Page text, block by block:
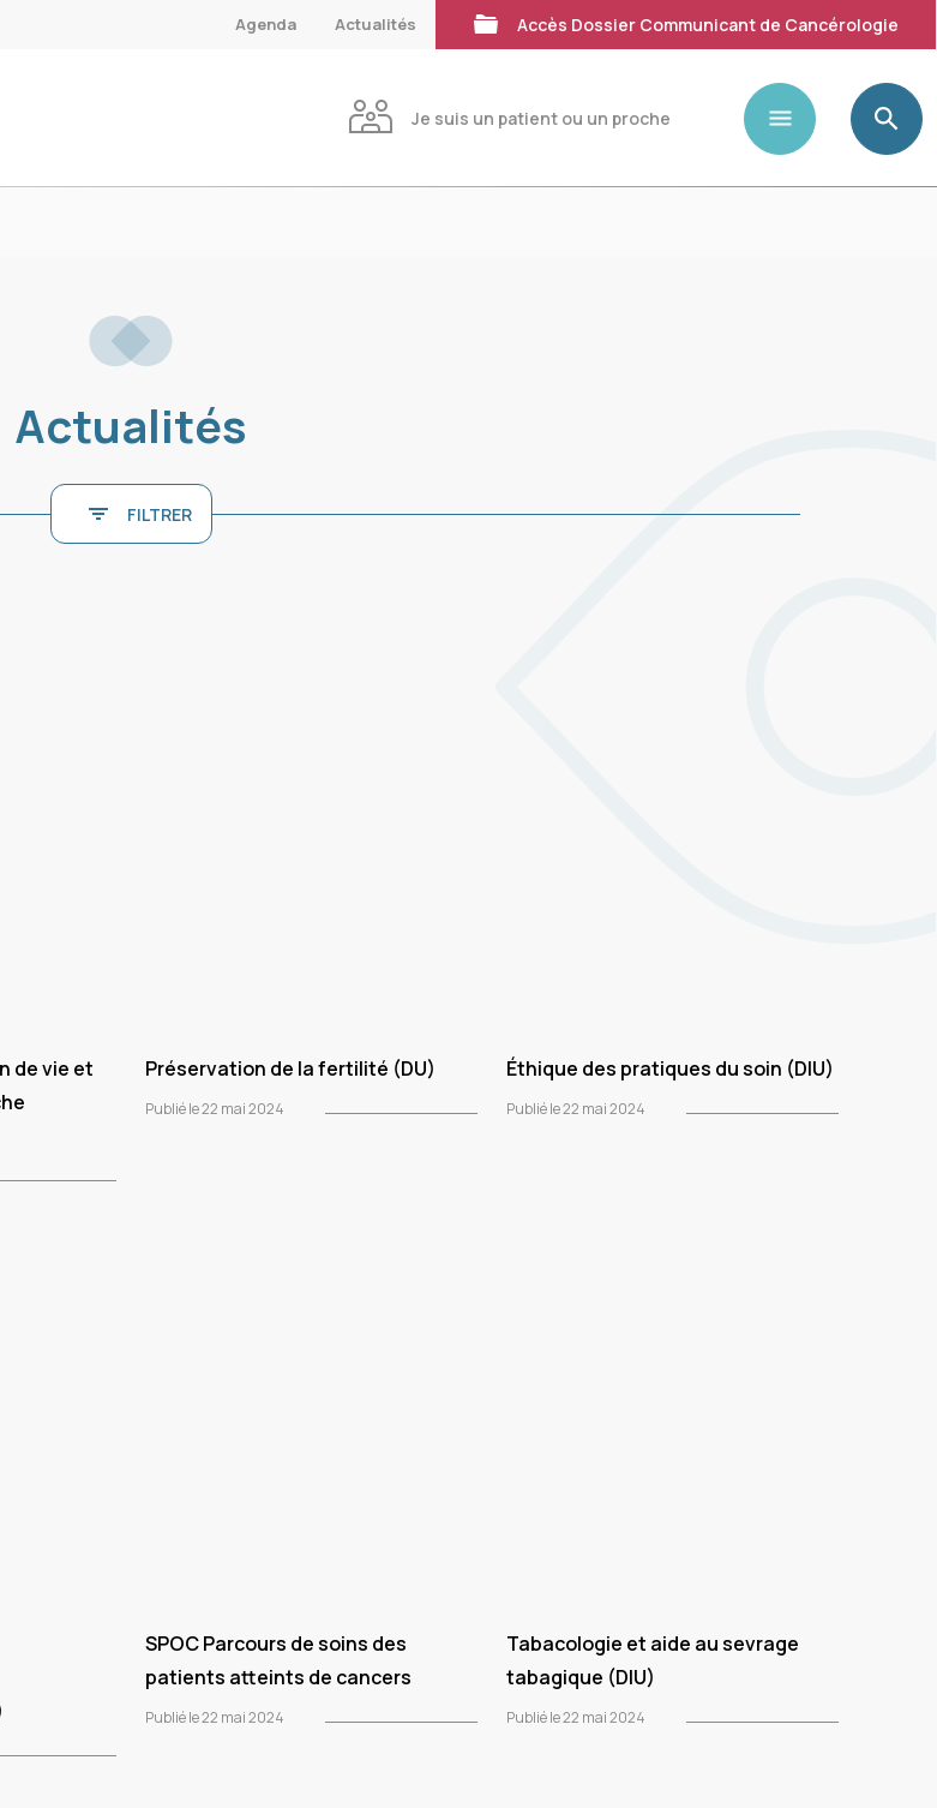
Agenda Actualités Accès Dossier Communicant de Cancérologie
Je suis un patient ou un proche
Actualités
FILTRER
de vie et
Préservation de la fertilité (DU)
Publié le 22 mai 2024
Éthique des pratiques du soin (DIU)
Publié le 22 mai 2024
SPOC Parcours de soins des
patients atteints de cancers
Publié le 22 mai 2024
Tabacologie et aide au sevrage
tabagique (DIU)
Publié le 22 mai 2024